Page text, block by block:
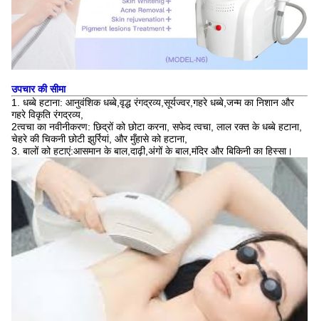
उपचार की सीमा
1. धब्बे हटाना: आनुवंशिक धब्बे,वृद्ध रंगद्रव्य,सूर्यज्वर,गहरे धब्बे,जन्म का निशान और
गहरे विकृति रंगद्रव्य,
2त्वचा का नवीनीकरण: छिद्रों को छोटा करना, सफेद त्वचा, लाल रक्त के धब्बे हटाना,
चेहरे की चिकनी छोटी झुर्रियां, और मुँहासे को हटाना,
3. बालों को हटाएं:आसमान के बाल,दाढ़ी,अंगों के बाल,मंदिर और बिकिनी का हिस्सा।